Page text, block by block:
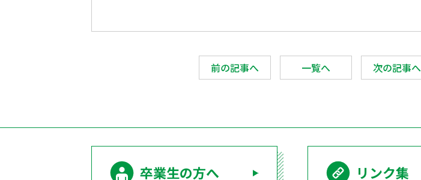
前の記事へ 一覧へ 次の記事へ
卒業生の方へ リンク集